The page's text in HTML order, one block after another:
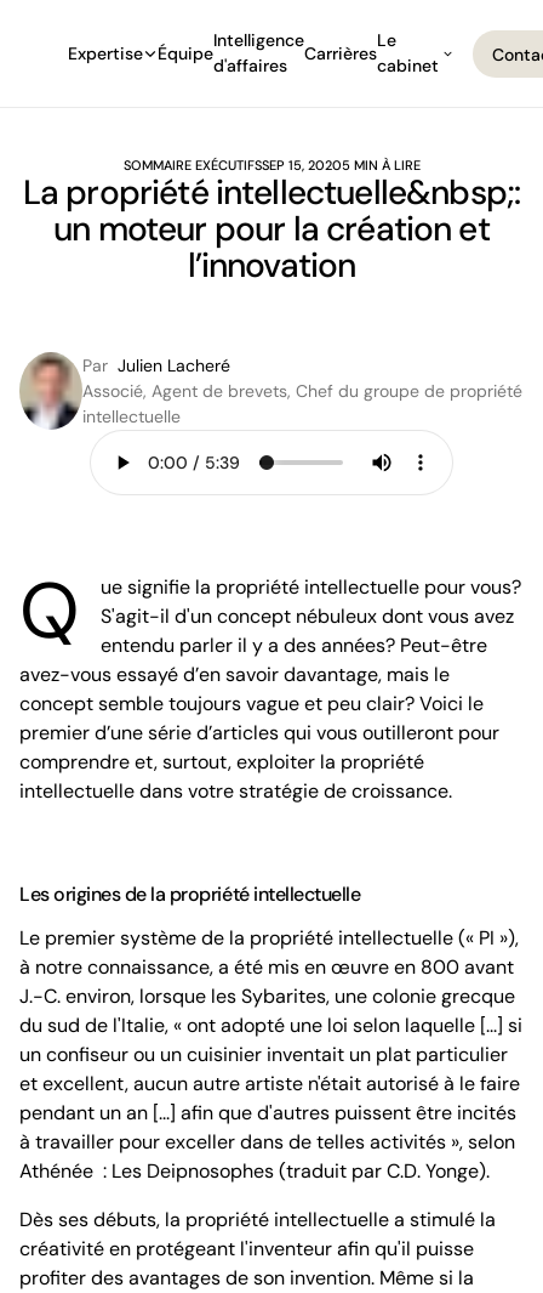
Expertise Équipe
Intelligence
d'affaires
Carrières
Le
cabinet
SOMMAIRE EXÉCUTIFSSEP 15, 20205 MIN À LIRE
La propriété intellectuelle&nbsp;:
un moteur pour la création et
l’innovation
Par Julien Lacheré
Associé, Agent de brevets, Chef du groupe de propriété
intellectuelle
Q
ue signifie la propriété intellectuelle pour vous?
S'agit-il d'un concept nébuleux dont vous avez
entendu parler il y a des années? Peut-être
avez-vous essayé d’en savoir davantage, mais le
concept semble toujours vague et peu clair? Voici le
premier d’une série d’articles qui vous outilleront pour
comprendre et, surtout, exploiter la propriété
intellectuelle dans votre stratégie de croissance.
Les origines de la propriété intellectuelle
Le premier système de la propriété intellectuelle (« PI »),
à notre connaissance, a été mis en œuvre en 800 avant
J.-C. environ, lorsque les Sybarites, une colonie grecque
du sud de l'Italie, « ont adopté une loi selon laquelle [...] si
un confiseur ou un cuisinier inventait un plat particulier
et excellent, aucun autre artiste n'était autorisé à le faire
pendant un an [...] afin que d'autres puissent être incités
à travailler pour exceller dans de telles activités », selon
Athénée : Les Deipnosophes (traduit par C.D. Yonge).
Dès ses débuts, la propriété intellectuelle a stimulé la
créativité en protégeant l'inventeur afin qu'il puisse
profiter des avantages de son invention. Même si la